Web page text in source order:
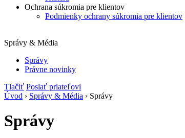
Ochrana súkromia pre klientov
Podmienky ochrany súkromia pre klientov
Správy & Média
Správy
Právne novinky
Tlačiť Poslať priateľovi
Úvod › Správy & Média › Správy
Správy